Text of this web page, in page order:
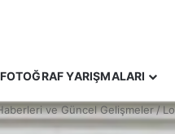
FOTOĞRAF YARIŞMALARI
ve Güncel Gelişmeler/